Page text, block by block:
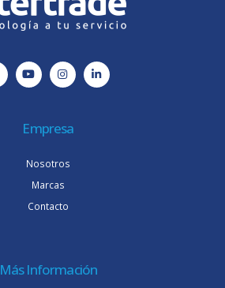
Empresa
Nosotros
Marcas
Contacto
Más Información